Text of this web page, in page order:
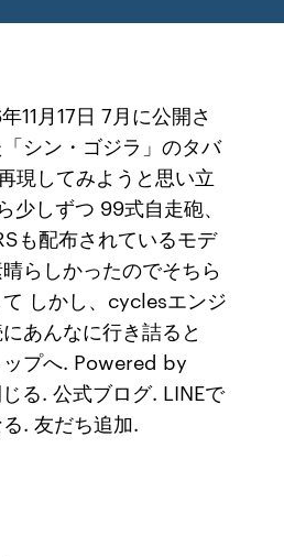
11月17日 7月に公開さ
シン・ゴジラ」のタバ
現してみようと思い立
少しずつ 99式自走砲、
も配布されているモデ
らしかったのでそちら
しかし、cyclesエンジ
あんなに行き詰ると
プへ. Powered by
る. 公式ブログ. LINEで
. 友だち追加.